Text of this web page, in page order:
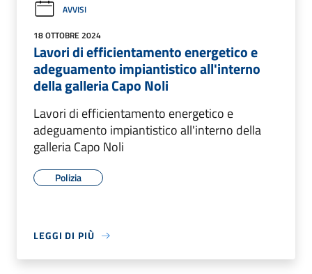
AVVISI
18 OTTOBRE 2024
Lavori di efficientamento energetico e
adeguamento impiantistico all'interno
della galleria Capo Noli
Lavori di efficientamento energetico e
adeguamento impiantistico all'interno della
galleria Capo Noli
Polizia
LEGGI DI PIÙ